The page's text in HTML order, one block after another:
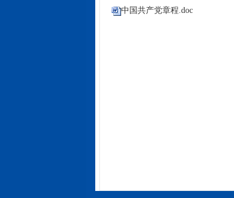
中国共产党章程.doc